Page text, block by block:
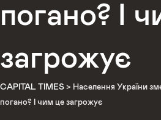
погано? І
загрожує
CAPITAL TIMES > Населення України
погано? І чим це загрожує